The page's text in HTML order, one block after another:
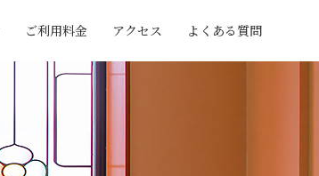
ご利用料金 アクセス よくある質問